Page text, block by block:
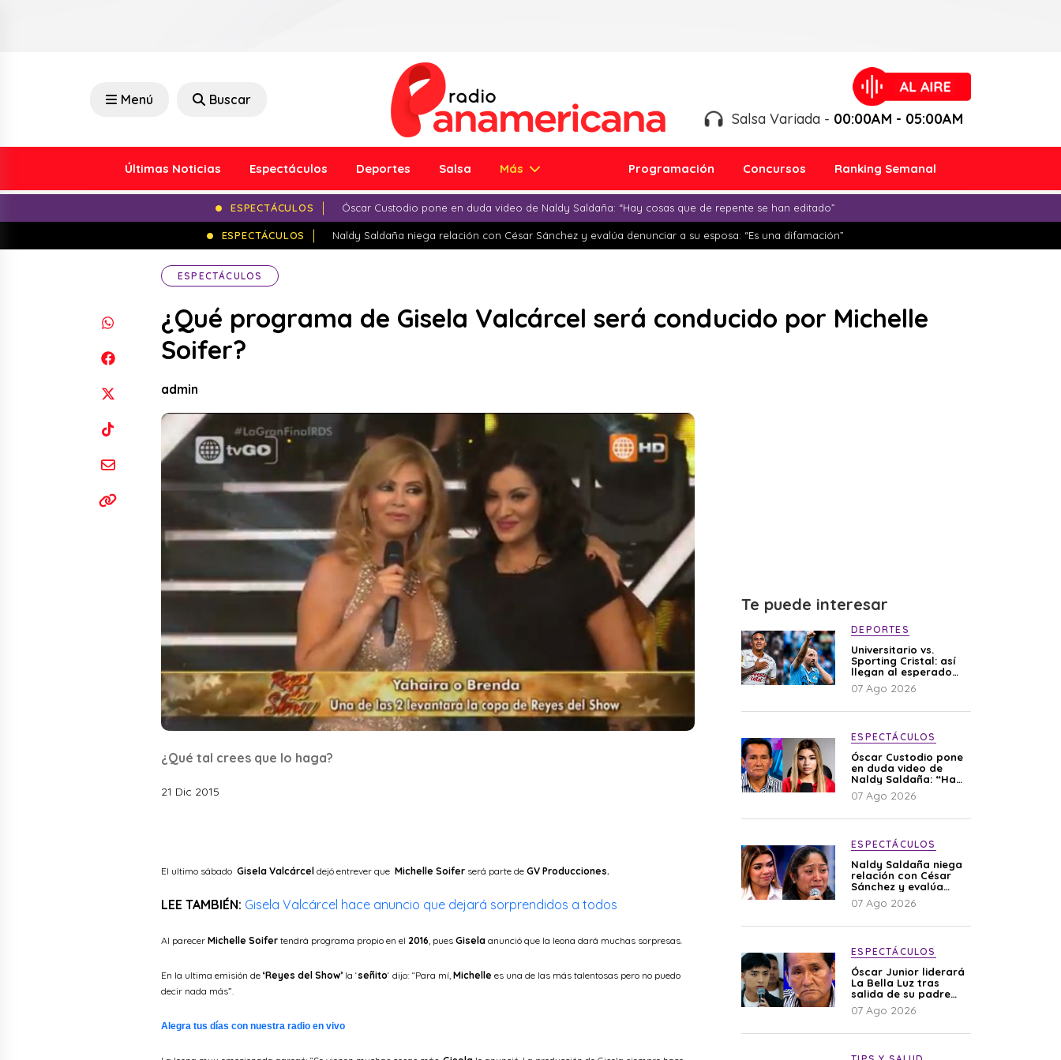
Menú Buscar
Salsa Variada - 00:00AM - 05:00AM
Últimas Noticias Espectáculos Deportes Salsa Más Programación Concursos Ranking Semanal
ESPECTÁCULOS Óscar Custodio pone en duda video de Naldy Saldaña: “Hay cosas que de repente se han editado”
ESPECTÁCULOS Naldy Saldaña niega relación con César Sánchez y evalúa denunciar a su esposa: “Es una difamación”
ESPECTÁCULOS
¿Qué programa de Gisela Valcárcel será conducido por Michelle
Soifer?
admin
¿Qué tal crees que lo haga?
21 Dic 2015
El ultimo sábado Gisela Valcárcel dejó entrever que Michelle Soifer será parte de GV Producciones.
LEE TAMBIÉN: Gisela Valcárcel hace anuncio que dejará sorprendidos a todos
Al parecer Michelle Soifer tendrá programa propio en el 2016, pues Gisela anunció que la leona dará muchas sorpresas.
En la ultima emisión de ‘Reyes del Show’ la ‘señito‘ dijo: “Para mí, Michelle es una de las más talentosas pero no puedo
decir nada más”.
Alegra tus días con nuestra radio en vivo
Te puede interesar
DEPORTES
Universitario vs.
Sporting Cristal: así
llegan al esperado
duelo
07 Ago 2026
ESPECTÁCULOS
Óscar Custodio pone
en duda video de
Naldy Saldaña: “Hay
cosas que de repente
se han editado”
07 Ago 2026
ESPECTÁCULOS
Naldy Saldaña niega
relación con César
Sánchez y evalúa
denunciar a su
esposa: “Es una
07 Ago 2026
ESPECTÁCULOS
Óscar Junior liderará
La Bella Luz tras
salida de su padre
por polémica con
Naldy Saldaña
07 Ago 2026